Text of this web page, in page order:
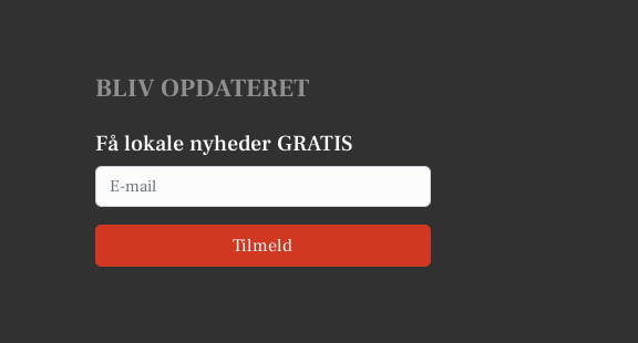
BLIV OPDATERET
Få lokale nyheder GRATIS
Email
Tilmeld